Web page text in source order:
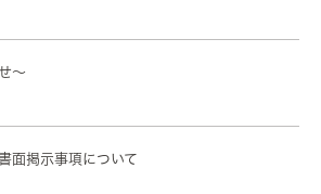
～
面掲示事項について